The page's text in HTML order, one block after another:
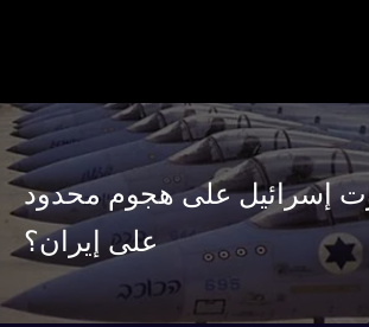
إسرائيل على هجوم محدود
على إيران؟